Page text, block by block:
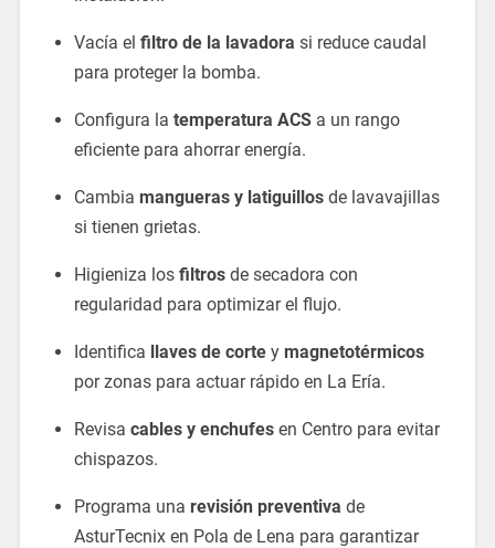
Vacía el filtro de la lavadora si reduce caudal
para proteger la bomba.
Configura la temperatura ACSa un rango
eficiente para ahorrar energía.
Cambia mangueras y latiguillosde lavavajillas
si tienen grietas.
Higieniza los filtrosde secadora con
regularidad para optimizar el flujo.
Identifica llaves de cortey magnetotérmicos
por zonas para actuar rápido en La Ería.
Revisa cables y enchufesen Centro para evitar
chispazos.
Programa una revisión preventiva de
AsturTecnix en Pola de Lena para garantizar